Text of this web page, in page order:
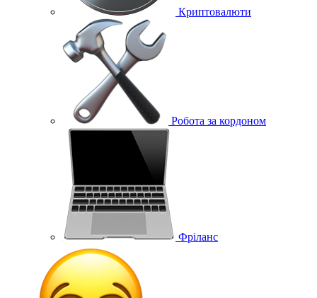
Криптовалюти
Робота за кордоном
Фріланс